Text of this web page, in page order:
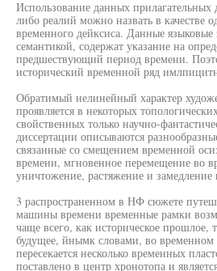
Использование данных прилагательных
либо реалий можно назвать в качестве
временного дейксиса. Данные
семантикой, содержат указание на
предшествующий период времени.
исторический временной ряд
Обратимый нелинейный характер
проявляется в некоторых
свойственных только научно-
диссертации описываются
связанные со смещением временной
времени, мгновенное перемещение во
уничтожение, растяжение и замедление
3 распространенном в НФ сюжете
машины времени временные рамки
чаще всего, как историческое прошлое,
будущее, йнымк словами, во временном
пересекается несколько временных
поставлено в центр хронотопа и